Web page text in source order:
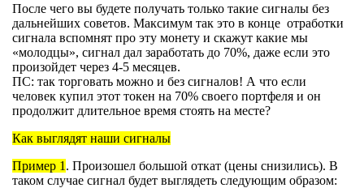
После чего вы будете получать только такие сигналы без
дальнейших советов. Максимум так это в конце отработки
сигнала вспомнят про эту монету и скажут какие мы
«молодцы», сигнал дал заработать до 70%, даже если это
произойдет через 4-5 месяцев.
ПС: так торговать можно и без сигналов! А что если
человек купил этот токен на 70% своего портфеля и он
продолжит длительное время стоять на месте?
Как выглядят наши сигналы
Пример 1 . Произошел большой откат (цены снизились). В
таком случае сигнал будет выглядеть следующим образом: